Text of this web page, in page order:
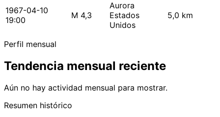
1967-04-10
19:00
M 4,3
Aurora
Estados
Unidos
5,0 km
Perfil mensual
Tendencia mensual reciente
Aún no hay actividad mensual para mostrar.
Resumen histórico